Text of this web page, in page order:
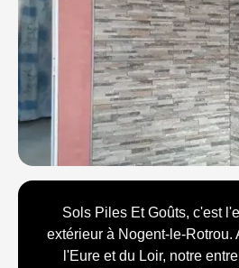
Sols Piles Et Goûts, c'est
extérieur à Nogent-le-
l'Eure et du Loir, notre